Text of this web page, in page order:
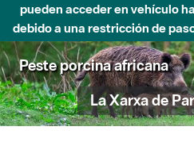
pueden acceder en vehículo
debido a una restricción de
Peste porcina africana
La Xarxa de